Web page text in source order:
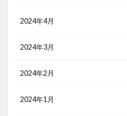
2024年4月
2024年3月
2024年2月
2024年1月